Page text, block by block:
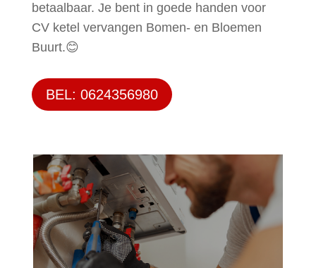
betaalbaar. Je bent in goede handen voor
CV ketel vervangen Bomen- en Bloemen
Buurt.😊
BEL: 0624356980